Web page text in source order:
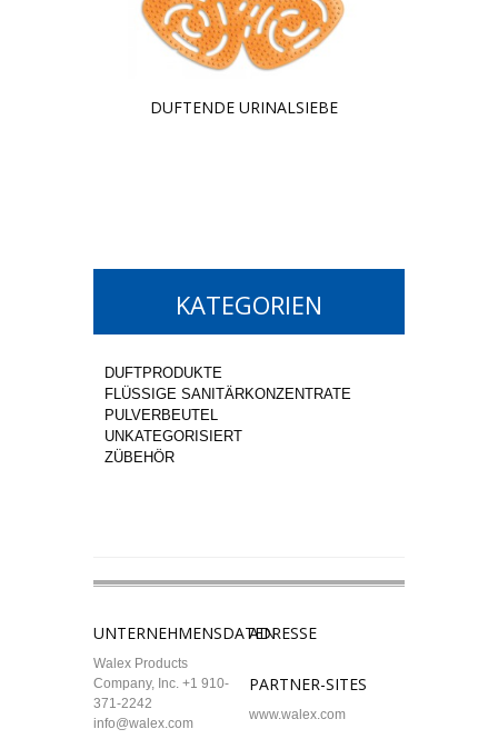
DUFTENDE URINALSIEBE
KATEGORIEN
DUFTPRODUKTE
FLÜSSIGE SANITÄRKONZENTRATE
PULVERBEUTEL
UNKATEGORISIERT
ZÜBEHÖR
UNTERNEHMENSDATEN
Walex Products
Company, Inc. +1 910-
371-2242
info@walex.com
ADRESSE
PARTNER-SITES
www.walex.com